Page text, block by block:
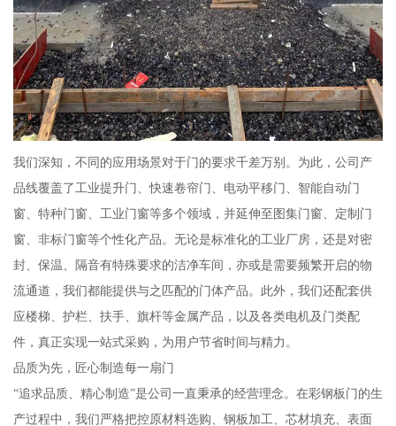
我们深知，不同的应用场景对于门的要求千差万别。为此，公司产
品线覆盖了工业提升门、快速卷帘门、电动平移门、智能自动门
窗、特种门窗、工业门窗等多个领域，并延伸至图集门窗、定制门
窗、非标门窗等个性化产品。无论是标准化的工业厂房，还是对密
封、保温、隔音有特殊要求的洁净车间，亦或是需要频繁开启的物
流通道，我们都能提供与之匹配的门体产品。此外，我们还配套供
应楼梯、护栏、扶手、旗杆等金属产品，以及各类电机及门类配
件，真正实现一站式采购，为用户节省时间与精力。
品质为先，匠心制造每一扇门
“追求品质、精心制造”是公司一直秉承的经营理念。在彩钢板门的生
产过程中，我们严格把控原材料选购、钢板加工、芯材填充、表面